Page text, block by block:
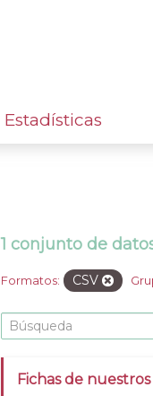
Estadísticas
1 conjunto de
Formatos: CSV
Fichas de